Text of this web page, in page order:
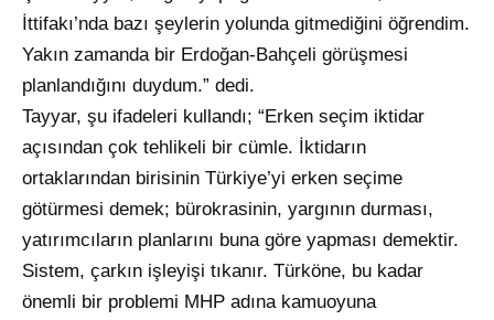
İttifakı’nda bazı şeylerin yolunda gitmediğini öğrendim.
Yakın zamanda bir Erdoğan-Bahçeli görüşmesi
planlandığını duydum.” dedi.
Tayyar, şu ifadeleri kullandı; “Erken seçim iktidar
açısından çok tehlikeli bir cümle. İktidarın
ortaklarından birisinin Türkiye’yi erken seçime
götürmesi demek; bürokrasinin, yargının durması,
yatırımcıların planlarını buna göre yapması demektir.
Sistem, çarkın işleyişi tıkanır. Türköne, bu kadar
önemli bir problemi MHP adına kamuoyuna